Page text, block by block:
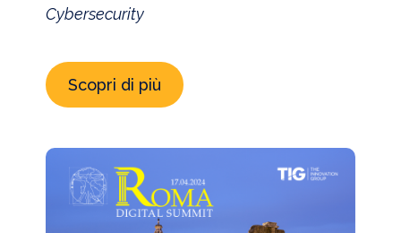
Cybersecurity
Scopri di più